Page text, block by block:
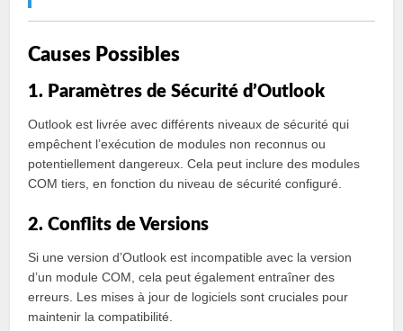
Causes Possibles
1. Paramètres de Sécurité d’Outlook
Outlook est livrée avec différents niveaux de sécurité qui
empêchent l’exécution de modules non reconnus ou
potentiellement dangereux. Cela peut inclure des modules
COM tiers, en fonction du niveau de sécurité configuré.
2. Conflits de Versions
Si une version d’Outlook est incompatible avec la version
d’un module COM, cela peut également entraîner des
erreurs. Les mises à jour de logiciels sont cruciales pour
maintenir la compatibilité.